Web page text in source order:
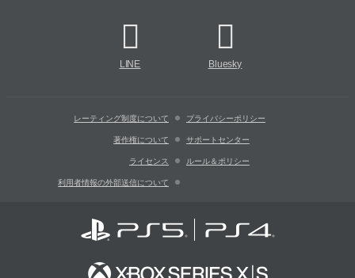
LINE Bluesky
レーティング制度について プライバシーポリシー
著作権について サポートセンター
ライセンス ルール＆ポリシー
利用者情報の外部送信について